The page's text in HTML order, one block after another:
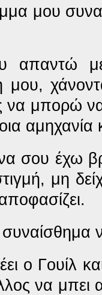
μου
απαντώ
μου,
να μπορώ
σου έχω
μη
ο Γουίλ
να μπει